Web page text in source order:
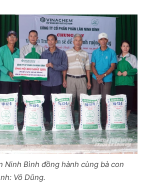
Ninh Bình đồng hành cùng bà con
Võ Dũng.